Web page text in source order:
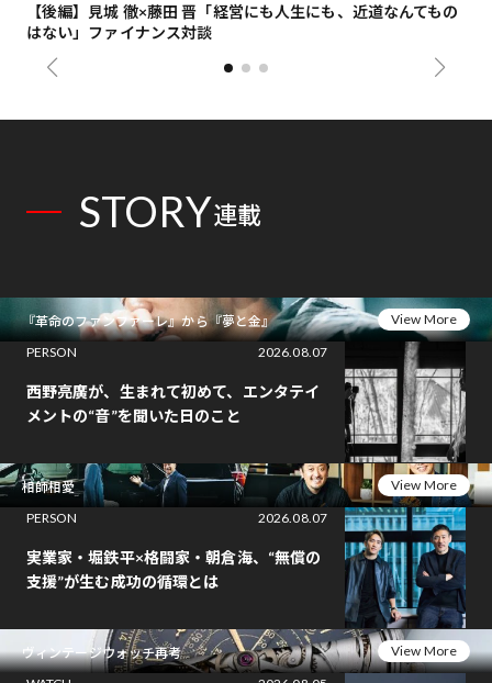
【後編】見城 徹×藤田 晋「経営にも人生にも、近道なんてもの
はない」ファイナンス対談
STORY連載
『革命のファンファーレ』から『夢と金』
View More
PERSON
2026.08.07
西野亮廣が、生まれて初めて、エンタテイ
メントの“音”を聞いた日のこと
相師相愛
View More
PERSON
2026.08.07
実業家・堀鉄平×格闘家・朝倉海、“無償の
支援”が生む成功の循環とは
ヴィンテージウォッチ再考
View More